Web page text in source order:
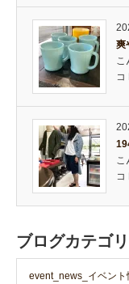
爽
こ
コ
こ
コ
ブログカテゴ
event_news_イベント